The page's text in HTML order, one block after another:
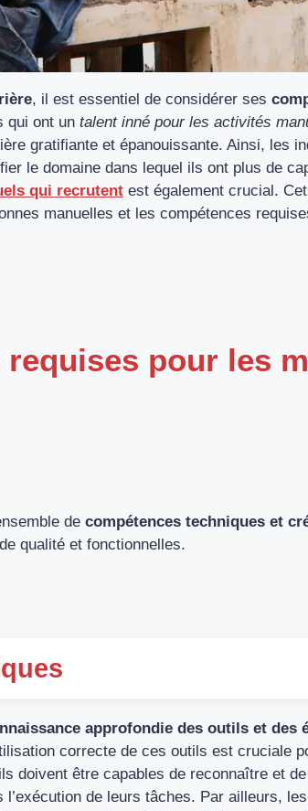
, il est essentiel de considérer ses
qui ont un talent inné pour les activités
gratifiante et épanouissante. Ainsi, les
le domaine dans lequel ils ont plus de
qui recrutent est également crucial.
manuelles et les compétences
requises pour les
de compétences techniques et
qualité et fonctionnelles.
approfondie des outils et des
correcte de ces outils est cruciale
doivent être capables de reconnaître et
l’exécution de leurs tâches. Par ailleurs,